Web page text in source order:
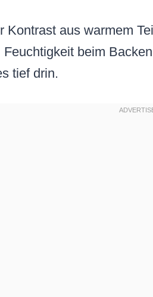
Kontrast aus warmem
Feuchtigkeit beim
tief drin.